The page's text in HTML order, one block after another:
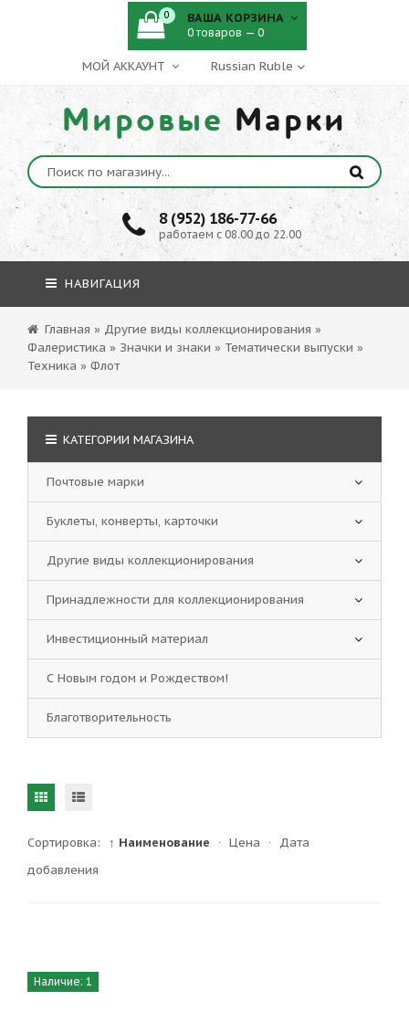
МОЙ АККАУНТ
Мировые Марки
8 (952) 186-77-66
работаем с 08.00 до 22.00
0 ВАША КОРЗИНА
0 товаров — 0
НАВИГАЦИЯ
Главная » Другие виды коллекционирования »
Фалеристика » Значки и знаки » Тематически выпуски »
Техника » Флот
Сортировка: ↑ Наименование · Цена ·
Дата
добавления
Наличие: 1
КАТЕГОРИИ МАГАЗИНА
Почтовые марки
Буклеты, конверты, карточки
Другие виды коллекционирования
Принадлежности для коллекционирования
Инвестиционный материал
С Новым годом и Рождеством!
Благотворительность